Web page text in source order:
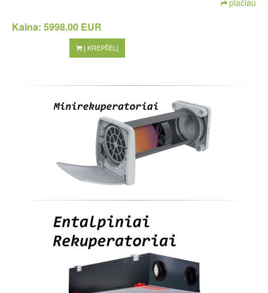
plačiau
Kaina: 5998.00 EUR
Į KREPŠELĮ